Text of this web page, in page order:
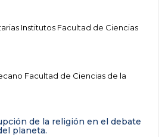
Institutos Facultad de Ciencias
Facultad de Ciencias de la
de la religión en el debate
planeta.